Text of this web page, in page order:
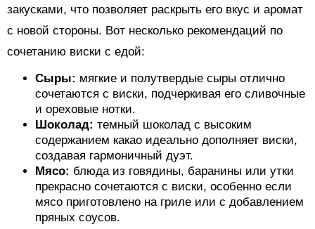
закусками, что позволяет раскрыть его вкус и аромат
с новой стороны. Вот несколько рекомендаций по
сочетанию виски с едой:
Сыры: мягкие и полутвердые сыры отлично
сочетаются с виски, подчеркивая его сливочные
и ореховые нотки.
Шоколад: темный шоколад с высоким
содержанием какао идеально дополняет виски,
создавая гармоничный дуэт.
Мясо: блюда из говядины, баранины или утки
прекрасно сочетаются с виски, особенно если
мясо приготовлено на гриле или с добавлением
пряных соусов.